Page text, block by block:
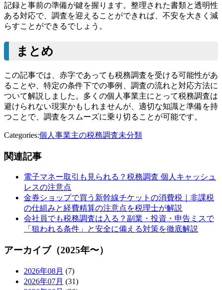
記録と事前の準備が鍵を握ります。整理された書類と透明性
ある対応で、調査を迎えることができれば、不安を大きく減
らすことができるでしょう。
まとめ
この記事では、赤字であっても税務調査を受ける可能性があ
ることや、特定の条件下での事例、調査の流れと対応方法に
ついて解説しました。多くの個人事業主にとって税務調査は
避けられない現実かもしれませんが、適切な知識と準備を持
つことで、調査をスムーズに乗り切ることが可能です。
Categories:個人事業主の税務調査未分類
関連記事
電子マネー取引も見られる？税務調査 個人キャッシュ
レスの注意点
金券ショップで買う新幹線チケットの消費税｜非課税
の仕組みと経費精算の注意点を税理士が解説
会社員でも税務調査は入る？副業・投資・申告ミスで
「狙われる条件」と安全に備える対策を徹底解説
アーカイブ（2025年〜）
2026年08月 (7)
2026年07月 (31)